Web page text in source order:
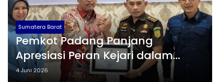
Sumatera Barat
Pemkot Padang Panjang
Apresiasi Peran Kejari dalam
Optimalisasi Pendapatan Daerah
4 Juni 2026